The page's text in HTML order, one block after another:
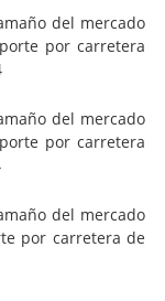
del mercado
por carretera
del mercado
por carretera
del mercado
por carretera de